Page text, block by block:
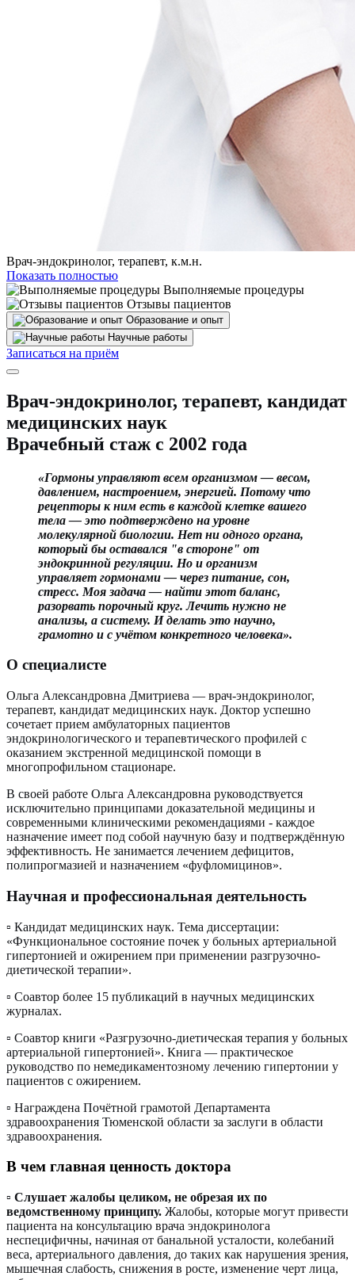
Врач-эндокринолог, терапевт, к.м.н.
Показать полностью
Выполняемые процедуры
Отзывы пациентов
Образование и опыт
Научные работы
Записаться на приём
Врач-эндокринолог, терапевт, кандидат
медицинских наук
Врачебный стаж с 2002 года
«Гормоны управляют всем организмом — весом,
давлением, настроением, энергией. Потому что
рецепторы к ним есть в каждой клетке вашего
тела — это подтверждено на уровне
молекулярной биологии. Нет ни одного органа,
который бы оставался "в стороне" от
эндокринной регуляции. Но и организм
управляет гормонами — через питание, сон,
стресс. Моя задача — найти этот баланс,
разорвать порочный круг. Лечить нужно не
анализы, а систему. И делать это научно,
грамотно и с учётом конкретного человека».
О специалисте
Ольга Александровна Дмитриева — врач-эндокринолог,
терапевт, кандидат медицинских наук. Доктор успешно
сочетает прием амбулаторных пациентов
эндокринологического и терапевтического профилей с
оказанием экстренной медицинской помощи в
многопрофильном стационаре.
В своей работе Ольга Александровна руководствуется
исключительно принципами доказательной медицины и
современными клиническими рекомендациями - каждое
назначение имеет под собой научную базу и подтверждённую
эффективность. Не занимается лечением дефицитов,
полипрогмазией и назначением «фуфломицинов».
Научная и профессиональная деятельность
▫️ Кандидат медицинских наук. Тема диссертации:
«Функциональное состояние почек у больных артериальной
гипертонией и ожирением при применении разгрузочно-
диетической терапии».
▫️ Соавтор более 15 публикаций в научных медицинских
журналах.
▫️ Соавтор книги «Разгрузочно-диетическая терапия у больных
артериальной гипертонией». Книга — практическое
руководство по немедикаментозному лечению гипертонии у
пациентов с ожирением.
▫️ Награждена Почётной грамотой Департамента
здравоохранения Тюменской области за заслуги в области
здравоохранения.
В чем главная ценность доктора
▫️ Слушает жалобы целиком, не обрезая их по
ведомственному принципу. Жалобы, которые могут привести
пациента на консультацию врача эндокринолога
неспецифичны, начиная от банальной усталости, колебаний
веса, артериального давления, до таких как нарушения зрения,
мышечная слабость, снижения в росте, изменение черт лица,